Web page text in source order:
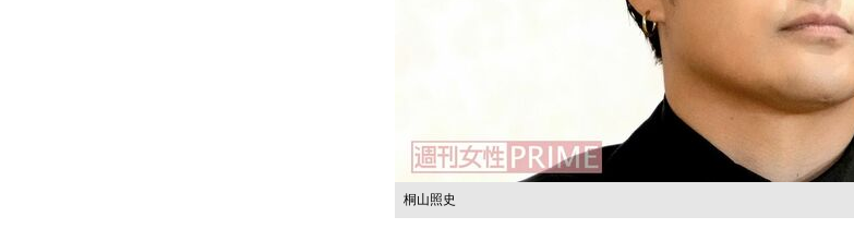
桐山照史